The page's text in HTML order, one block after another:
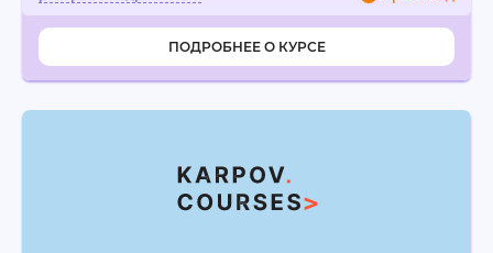
ПОДРОБНЕЕ О КУРСЕ